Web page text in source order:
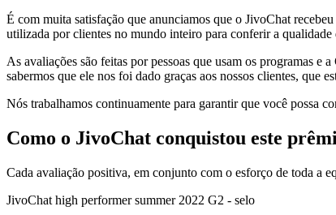
É com muita satisfação que anunciamos que o JivoChat
utilizada por clientes no mundo inteiro para conferir a qualidade
As avaliações são feitas por pessoas que usam os programas
sabermos que ele nos foi dado graças aos nossos clientes, que
Nós trabalhamos continuamente para garantir que você possa
Como o JivoChat conquistou este
Cada avaliação positiva, em conjunto com o esforço de toda a
JivoChat high performer summer 2022 G2 - selo